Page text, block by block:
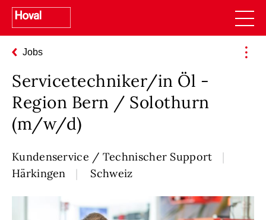
Jobs
Servicetechniker/in Öl -
Region Bern / Solothurn
(m/w/d)
Kundenservice / Technischer Support
Härkingen
Schweiz